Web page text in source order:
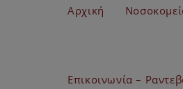
Αρχική
Επικοινωνία –